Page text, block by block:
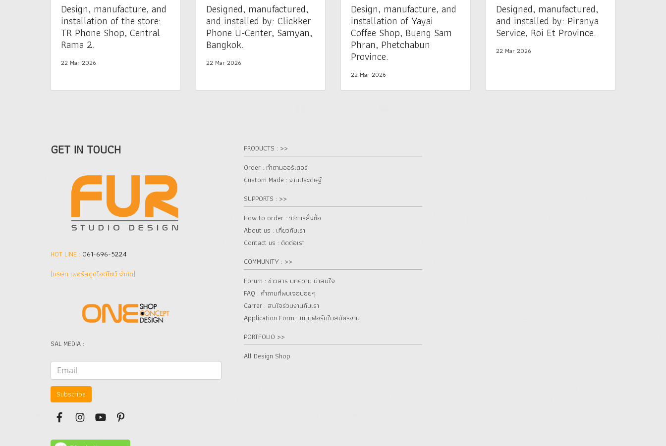
Design, manufacture, and
installation of the store:
TR Phone Shop, Central
Rama 2.
22 Mar 2026
Designed, manufactured,
and installed by: Clickker
Phone U-Center, Samyan,
Bangkok.
22 Mar 2026
Design, manufacture, and
installation of Yayai
Coffee Shop, Bueng Sam
Phran, Phetchabun
Province.
22 Mar 2026
Designed, manufactured,
and installed by: Piranya
Service, Roi Et Province.
22 Mar 2026
GET IN TOUCH
HOT LINE : 061-696-5224
(บริษัท เฟอร์สตูดิโอดีไซน์ จำกัด]
SAL MEDIA :
Subscribe
PRODUCTS : >>
Order : ทำตามออร์เดอร์
Custom Made : งานประดิษฐ์
SUPPORTS : >>
How to order : วิธีการสั่งซื้อ
About us : เกี๋ยวกับเรา
Contact us : ติดต่อเรา
COMMUNITY : >>
Forum : ข่าวสาร บทความ น่าสนใจ
FAQ : คำถามที่พบเจอบ่อยๆ
Carrer : สนใจร่วมงานกับเรา
Application Form : แบบฟอร์มใบสมัครงาน
PORTFOLIO >>
All Design Shop